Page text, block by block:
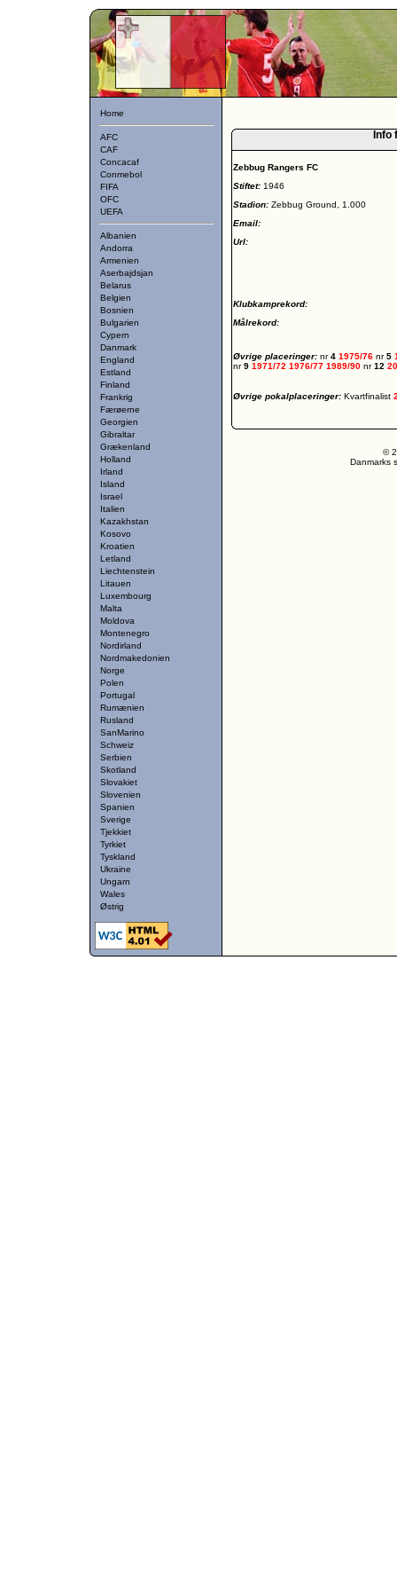
Home
AFC
CAF
Concacaf
Conmebol
FIFA
OFC
UEFA
Albanien
Andorra
Armenien
Aserbajdsjan
Belarus
Belgien
Bosnien
Bulgarien
Cypern
Danmark
England
Estland
Finland
Frankrig
Færøerne
Georgien
Gibraltar
Grækenland
Holland
Irland
Island
Israel
Italien
Kazakhstan
Kosovo
Kroatien
Letland
Liechtenstein
Litauen
Luxembourg
Malta
Moldova
Montenegro
Nordirland
Nordmakedonien
Norge
Polen
Portugal
Rumænien
Rusland
SanMarino
Schweiz
Serbien
Skotland
Slovakiet
Slovenien
Spanien
Sverige
Tjekkiet
Tyrkiet
Tyskland
Ukraine
Ungarn
Wales
Østrig
Info
Zebbug Rangers FC
Stiftet: 1946
Stadion: Zebbug Ground, 1.000
Email:
Url:
Klubkamprekord:
Målrekord:
Øvrige placeringer: nr4 1975/76 nr5
nr9 1971/72 1976/77 1989/90 nr12
Øvrige pokalplaceringer: Kvartfinalist
©
Danmarks